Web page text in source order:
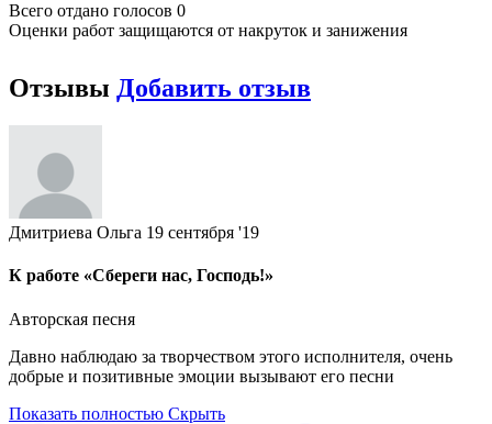
Всего отдано голосов 0
Оценки работ защищаются от накруток и занижения
Отзывы Добавить отзыв
Дмитриева Ольга 19 сентября '19
К работе «Сбереги нас, Господь!»
Авторская песня
Давно наблюдаю за творчеством этого исполнителя, очень
добрые и позитивные эмоции вызывают его песни
Показать полностью Скрыть